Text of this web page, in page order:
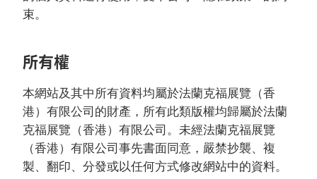
束。
所有權
本網站及其中所有資料均屬於法蘭克福展覽（香
港）有限公司的財產，所有此類版權均歸屬於法蘭
克福展覽（香港）有限公司。未經法蘭克福展覽
（香港）有限公司事先書面同意，嚴禁抄襲、複
製、翻印、分發或以任何方式修改網站中的資料。